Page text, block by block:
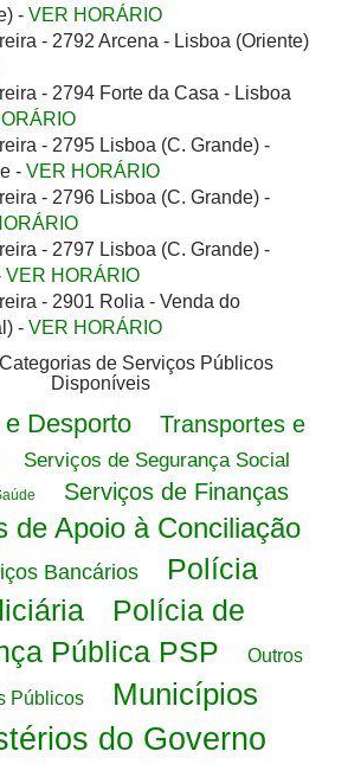
- VER HORÁRIO
- 2792 Arcena - Lisboa (Oriente)
- 2794 Forte da Casa - Lisboa
- 2795 Lisboa (C. Grande) -
- VER HORÁRIO
- 2796 Lisboa (C. Grande) -
- 2797 Lisboa (C. Grande) -
VER HORÁRIO
- 2901 Rolia - Venda do
- VER HORÁRIO
de Serviços Públicos
Disponíveis
Desporto
Transportes e
Serviços de Segurança Social
Serviços de Finanças
de Apoio à Conciliação
Bancários
Polícia
Polícia de
Pública PSP
Outros
Públicos
Municípios
do Governo